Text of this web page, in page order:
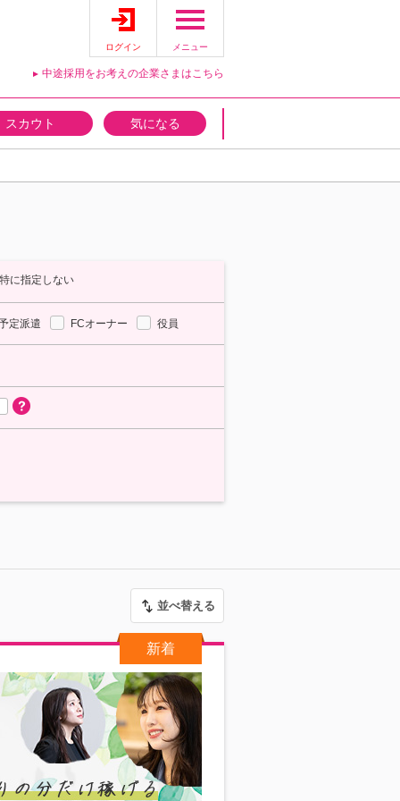
ログイン メニュー
中途採用をお考えの企業さまはこちら
スカウト 気になる
特に指定しない
定派遣 FCオーナー 役員
並べ替える